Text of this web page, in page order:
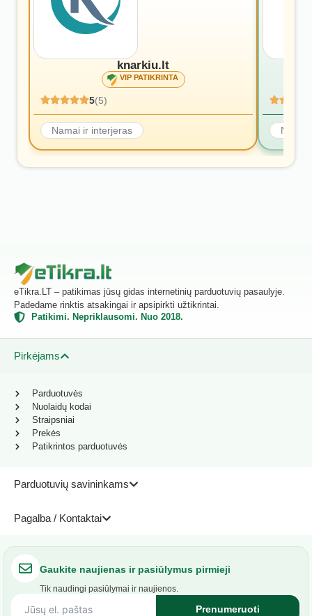
knarkiu.lt
VIP PATIKRINTA
5(5)
Namai ir interjeras
eTikra.LT – patikimas jūsų gidas internetinių parduotuvių pasaulyje.
Padedame rinktis atsakingai ir apsipirkti užtikrintai.
Patikimi. Nepriklausomi. Nuo 2018.
Pirkėjams
Parduotuvių savininkams
Pagalba / Kontaktai
Parduotuvės
Nuolaidų kodai
Straipsniai
Prekės
Patikrintos parduotuvės
Gaukite naujienas ir pasiūlymus pirmieji
Tik naudingi pasiūlymai ir naujienos.
Prenumeruoti